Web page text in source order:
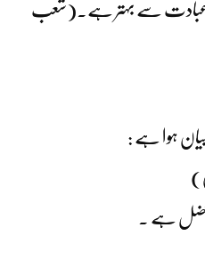
عبادت سے بہتر ہے۔(شعب
ہوا ہے :
ہے ۔